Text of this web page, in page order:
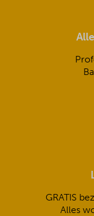
GRATIS
Alles